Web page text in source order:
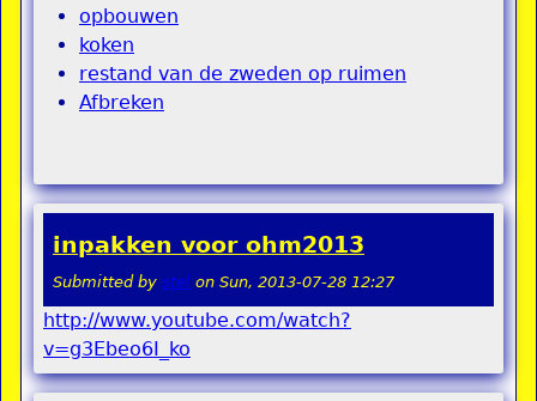
opbouwen
koken
restand van de zweden op ruimen
Afbreken
inpakken voor ohm2013
Submitted by stel on Sun, 2013-07-28 12:27
http://www.youtube.com/watch?
v=g3Ebeo6I_ko